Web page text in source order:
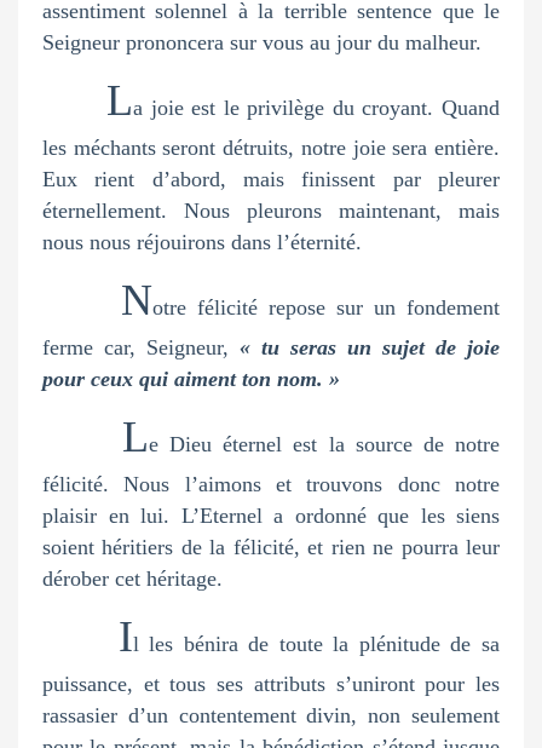
assentiment solennel à la terrible sentence que le
Seigneur prononcera sur vous au jour du malheur.
La joie est le privilège du croyant. Quand
les méchants seront détruits, notre joie sera entière.
Eux rient d’abord, mais finissent par pleurer
éternellement. Nous pleurons maintenant, mais
nous nous réjouirons dans l’éternité.
Notre félicité repose sur un fondement
ferme car, Seigneur, « tu seras un sujet de joie
pour ceux qui aiment ton nom. »
Le Dieu éternel est la source de notre
félicité. Nous l’aimons et trouvons donc notre
plaisir en lui. L’Eternel a ordonné que les siens
soient héritiers de la félicité, et rien ne pourra leur
dérober cet héritage.
Il les bénira de toute la plénitude de sa
puissance, et tous ses attributs s’uniront pour les
rassasier d’un contentement divin, non seulement